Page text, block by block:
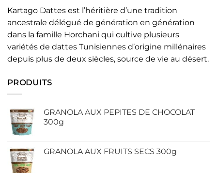
Kartago Dattes est l’héritière d’une tradition
ancestrale délégué de génération en génération
dans la famille Horchani qui cultive plusieurs
variétés de dattes Tunisiennes d’origine millénaires
depuis plus de deux siècles, source de vie au désert.
PRODUITS
GRANOLA AUX PEPITES DE CHOCOLAT
300g
GRANOLA AUX FRUITS SECS 300g